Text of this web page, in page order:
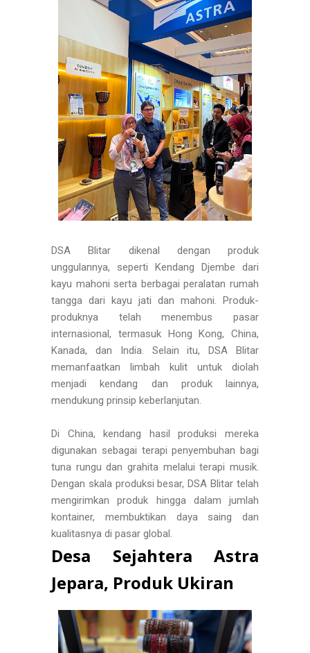
DSA Blitar dikenal dengan produk
unggulannya, seperti Kendang Djembe dari
kayu mahoni serta berbagai peralatan rumah
tangga dari kayu jati dan mahoni. Produk-
produknya telah menembus pasar
internasional, termasuk Hong Kong, China,
Kanada, dan India. Selain itu, DSA Blitar
memanfaatkan limbah kulit untuk diolah
menjadi kendang dan produk lainnya,
mendukung prinsip keberlanjutan.
Di China, kendang hasil produksi mereka
digunakan sebagai terapi penyembuhan bagi
tuna rungu dan grahita melalui terapi musik.
Dengan skala produksi besar, DSA Blitar telah
mengirimkan produk hingga dalam jumlah
kontainer, membuktikan daya saing dan
kualitasnya di pasar global.
Desa Sejahtera Astra
Jepara, Produk Ukiran